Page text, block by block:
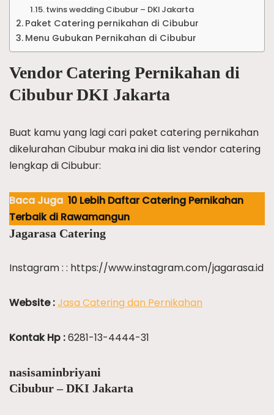
twins wedding Cibubur – DKI Jakarta
Paket Catering pernikahan di Cibubur
Menu Gubukan Pernikahan di Cibubur
Vendor Catering Pernikahan di
Cibubur DKI Jakarta
Buat kamu yang lagi cari paket catering pernikahan
dikelurahan Cibubur maka ini dia list vendor catering
lengkap di Cibubur:
Baca Juga 10 Lebih Daftar Catering Pernikahan
Terbaik di Rawamangun
Jagarasa Catering
Instagram : : https://www.instagram.com/jagarasa.id
Website :Jasa Catering dan Pernikahan
Kontak Hp :6281-13-4444-31
nasisaminbriyani
Cibubur – DKI Jakarta